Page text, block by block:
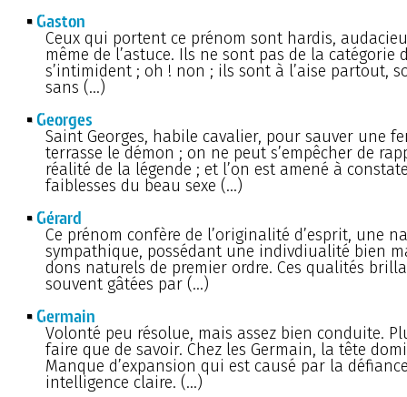
Gaston
Ceux qui portent ce prénom sont hardis,
même de l’astuce. Ils ne sont pas de la catégorie
s’intimident ; oh ! non ; ils sont à l’aise partout,
sans (…)
Georges
Saint Georges, habile cavalier, pour sauver une
terrasse le démon ; on ne peut s’empêcher de
réalité de la légende ; et l’on est amené à
faiblesses du beau sexe (…)
Gérard
Ce prénom confère de l’originalité d’esprit, une
sympathique, possédant une indivdiualité bien
dons naturels de premier ordre. Ces qualités
souvent gâtées par (…)
Germain
Volonté peu résolue, mais assez bien conduite.
faire que de savoir. Chez les Germain, la tête
Manque d’expansion qui est causé par la
intelligence claire. (…)